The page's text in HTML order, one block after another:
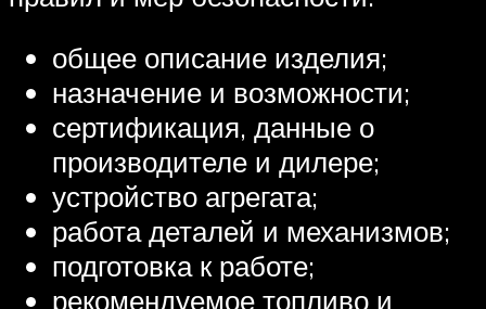
общее описание изделия;
назначение и возможности;
сертификация, данные о
производителе и дилере;
устройство агрегата;
работа деталей и механизмов;
подготовка к работе;
рекомендуемое топливо и